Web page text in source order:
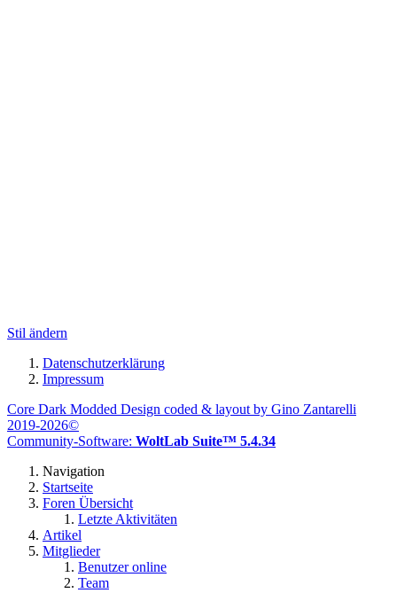
Stil ändern
Datenschutzerklärung
Impressum
Core Dark Modded Design coded & layout by Gino Zantarelli
2019-2026©
Community-Software: WoltLab Suite™ 5.4.34
Navigation
Startseite
Foren Übersicht
Letzte Aktivitäten
Artikel
Mitglieder
Benutzer online
Team